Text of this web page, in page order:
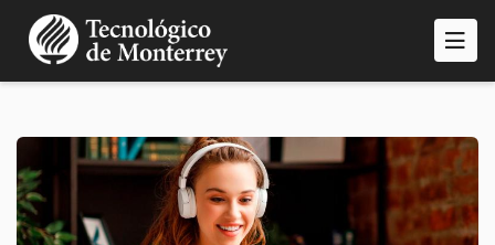
contenido